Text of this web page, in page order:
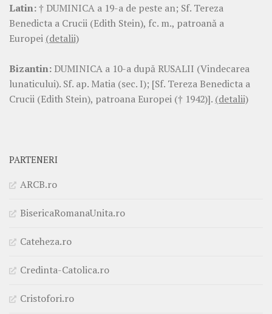
Latin:† DUMINICA a 19-a de peste an; Sf. Tereza
Benedicta a Crucii (Edith Stein), fc. m., patroană a
Europei (detalii)
Bizantin: DUMINICA a 10-a după RUSALII (Vindecarea
lunaticului). Sf. ap. Matia (sec. I); [Sf. Tereza Benedicta a
Crucii (Edith Stein), patroana Europei († 1942)]. (detalii)
PARTENERI
ARCB.ro
BisericaRomanaUnita.ro
Cateheza.ro
Credinta-Catolica.ro
Cristofori.ro